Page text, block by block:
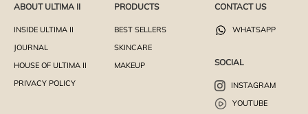
ABOUT ULTIMA II
INSIDE ULTIMA II
JOURNAL
HOUSE OF ULTIMA II
PRIVACY POLICY
PRODUCTS
BEST SELLERS
SKINCARE
MAKEUP
CONTACT US
WHATSAPP
SOCIAL
INSTAGRAM
YOUTUBE